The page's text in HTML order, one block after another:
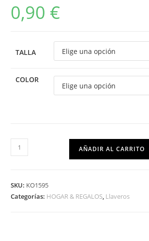
0,90 €
TALLA
COLOR
AÑADIR AL CARRITO
SKU: KO1595
Categorías: HOGAR & REGALOS, Llaveros